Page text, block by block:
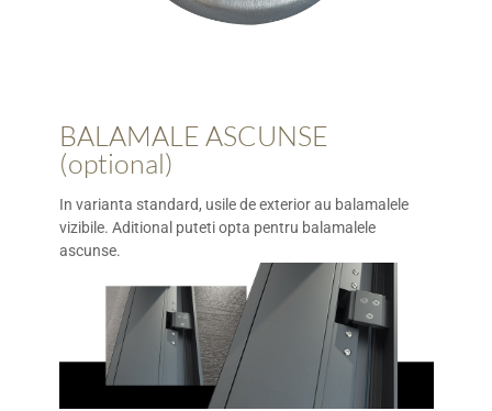
BALAMALE ASCUNSE
(optional)
In varianta standard, usile de exterior au balamalele
vizibile. Aditional puteti opta pentru balamalele
ascunse.